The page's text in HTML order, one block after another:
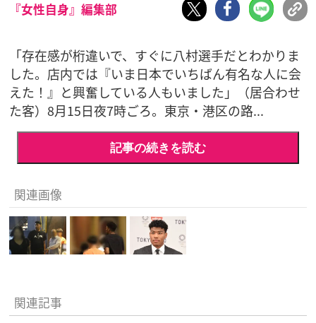
『女性自身』編集部
「存在感が桁違いで、すぐに八村選手だとわかりま
した。店内では『いま日本でいちばん有名な人に会
えた！』と興奮している人もいました」（居合わせ
た客）8月15日夜7時ごろ。東京・港区の路...
記事の続きを読む
関連画像
関連記事